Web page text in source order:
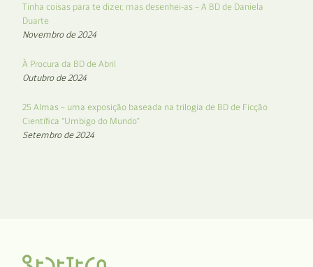
Tinha coisas para te dizer, mas desenhei-as – A BD de Daniela
Duarte
Novembro de 2024
À Procura da BD de Abril
Outubro de 2024
25 Almas – uma exposição baseada na trilogia de BD de Ficção
Científica “Umbigo do Mundo”
Setembro de 2024